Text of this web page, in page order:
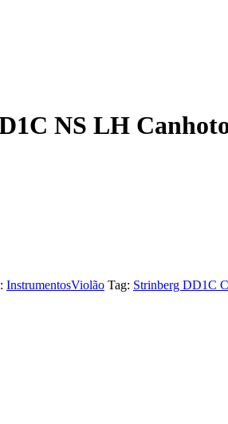
NS LH
InstrumentosViolão Tag: Strinberg DD1C